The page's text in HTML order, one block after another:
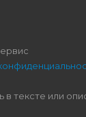
тексте или